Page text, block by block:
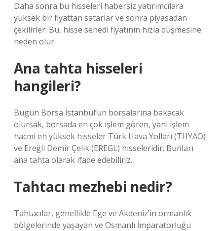
Daha sonra bu hisseleri habersiz yatırımcılara
yüksek bir fiyattan satarlar ve sonra piyasadan
çekilirler. Bu, hisse senedi fiyatının hızla düşmesine
neden olur.
Ana tahta hisseleri
hangileri?
Bugün Borsa İstanbul’un borsalarına bakacak
olursak, borsada en çok işlem gören, yani işlem
hacmi en yüksek hisseler Türk Hava Yolları (THYAO)
ve Ereğli Demir Çelik (EREGL) hisseleridir. Bunları
ana tahta olarak ifade edebiliriz.
Tahtacı mezhebi nedir?
Tahtacılar, genellikle Ege ve Akdeniz’in ormanlık
bölgelerinde yaşayan ve Osmanlı İmparatorluğu